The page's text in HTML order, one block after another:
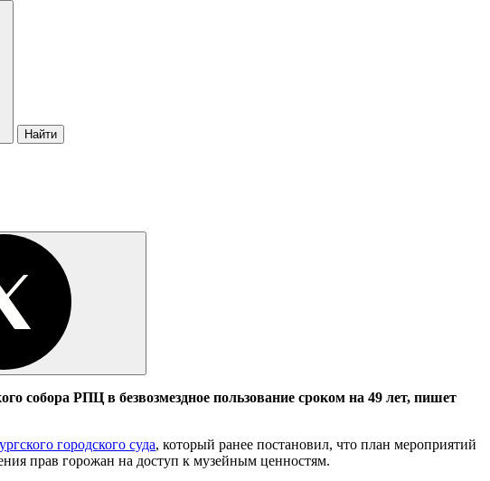
Найти
собора РПЦ в безвозмездное пользование сроком на 49 лет, пишет
городского суда, который ранее постановил, что ​план мероприятий
прав горожан на доступ к музейным ценностям.